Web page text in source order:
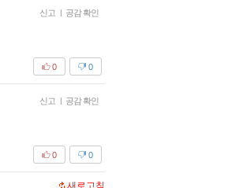
신고 | 공감 확인
0
0
신고 | 공감 확인
0
0
새로고침